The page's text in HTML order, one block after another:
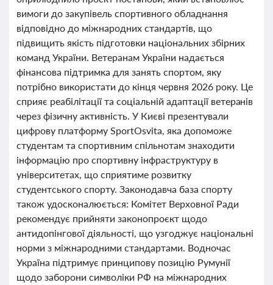
вимоги до закупівель спортивного обладнання
відповідно до міжнародних стандартів, що
підвищить якість підготовки національних збірних
команд України. Ветеранам України надається
фінансова підтримка для занять спортом, яку
потрібно використати до кінця червня 2026 року. Це
сприяє реабілітації та соціальній адаптації ветеранів
через фізичну активність. У Києві презентували
цифрову платформу SportOsvita, яка допоможе
студентам та спортивним спільнотам знаходити
інформацію про спортивну інфраструктуру в
університетах, що сприятиме розвитку
студентського спорту. Законодавча база спорту
також удосконалюється: Комітет Верховної Ради
рекомендує прийняти законопроєкт щодо
антидопінгової діяльності, що узгоджує національні
норми з міжнародними стандартами. Водночас
Україна підтримує принципову позицію Румунії
щодо заборони символіки РФ на міжнародних